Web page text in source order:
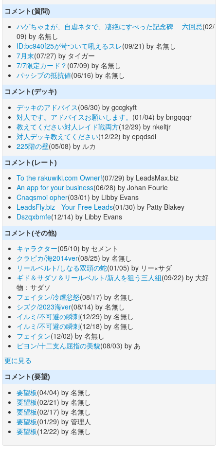
コメント(質問)
ハゲちゃまが、自虐ネタで、凄絶にすべった記念碑 六回忌(02/
09) by 名無し
ID:bc940f25が苛ついて吼えるスレ(09/21) by 名無し
7月末(07/27) by タイガー
7/7限定カード？ (07/09) by 名無し
パッシブの抵抗値(06/16) by 名無し
コメント(デッキ)
デッキのアドバイス(06/30) by gccgkyft
対人です。アドバイスお願いします。 (01/04) by bngqqqr
教えてください対人レイド戦両方(12/29) by nkeltjr
対人デッキ教えてください(12/22) by epqdsdi
225階の壁(05/08) by ルカ
コメント(レート)
To the rakuwiki.com Owner!(07/29) by LeadsMax.biz
An app for your business(06/28) by Johan Fourie
Cnaqsmoi opher(03/01) by Libby Evans
LeadsFly.biz - Your Free Leads(01/30) by Patty Blakey
Dszqxbmfe(12/14) by Libby Evans
コメント(その他)
キャラクター(05/10) by セメント
クラピカ/海2014ver(08/25) by 名無し
リールベルト/しなる双頭の蛇(01/05) by リー×サダ
ギド＆サダソ＆リールベルト/新人を狙う三人組(09/22) by 大好
物：サダソ
フェイタン/冷虐忿怒(08/17) by 名無し
シズク/2023海ver(08/14) by 名無し
イルミ/不可避の瞬刺(12/29) by 名無し
イルミ/不可避の瞬刺(12/18) by 名無し
フェイタン(12/02) by 名無し
ピヨン/十二支ん屈指の美貌(08/03) by あ
更に見る
コメント(要望)
要望板(04/04) by 名無し
要望板(02/21) by 名無し
要望板(02/17) by 名無し
要望板(01/29) by 管理人
要望板(12/22) by 名無し